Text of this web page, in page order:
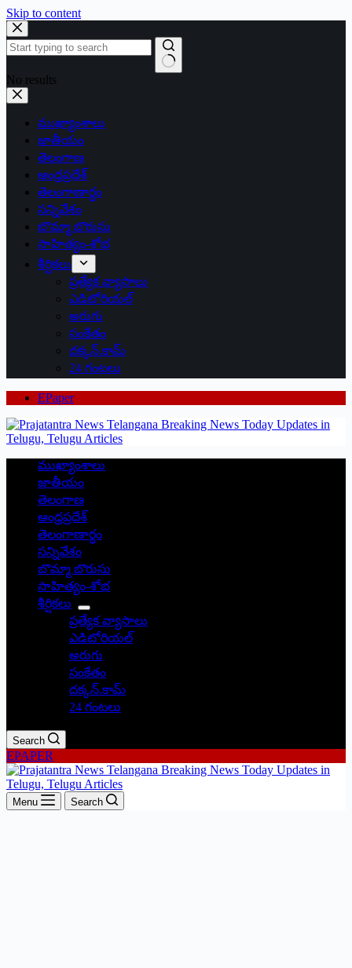
Skip to content
No results
ముఖ్యాంశాలు
జాతీయం
తెలంగాణ
ఆంధ్రప్రదేశ్
తెలంగాణార్థం
సన్నివేశం
బొమ్మా బొరుసు
సాహిత్యం-శోభ
శీర్షికలు
ప్రత్యేక వ్యాసాలు
ఎడిటోరియల్
అరుగు
సంకేతం
దక్కన్.కామ్
24 గంటలు
EPaper
ముఖ్యాంశాలు
జాతీయం
తెలంగాణ
ఆంధ్రప్రదేశ్
తెలంగాణార్థం
సన్నివేశం
బొమ్మా బొరుసు
సాహిత్యం-శోభ
శీర్షికలు
ప్రత్యేక వ్యాసాలు
ఎడిటోరియల్
అరుగు
సంకేతం
దక్కన్.కామ్
24 గంటలు
Search
EPAPER
Menu Search